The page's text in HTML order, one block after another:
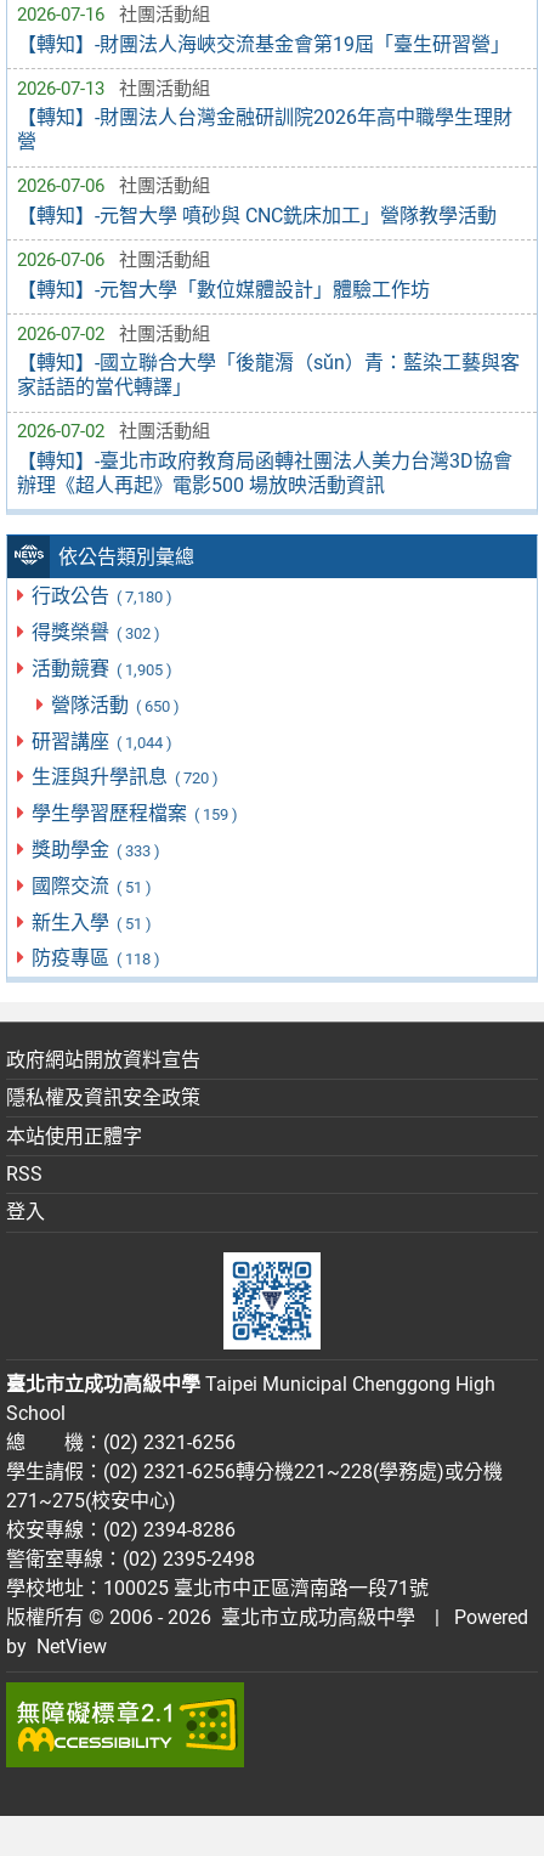
2026-07-16 社團活動組
【轉知】-財團法人海峽交流基金會第19屆「臺生研習營」
2026-07-13 社團活動組
【轉知】-財團法人台灣金融研訓院2026年高中職學生理財
營
2026-07-06 社團活動組
【轉知】-元智大學 噴砂與 CNC銑床加工」營隊教學活動
2026-07-06 社團活動組
【轉知】-元智大學「數位媒體設計」體驗工作坊
2026-07-02 社團活動組
【轉知】-國立聯合大學「後龍漘（sǔn）青：藍染工藝與客
家話語的當代轉譯」
2026-07-02 社團活動組
【轉知】-臺北市政府教育局函轉社團法人美力台灣3D協會
辦理《超人再起》電影500 場放映活動資訊
依公告類別彙總
行政公告 ( 7,180 )
得獎榮譽 ( 302 )
活動競賽 ( 1,905 )
營隊活動 ( 650 )
研習講座 ( 1,044 )
生涯與升學訊息 ( 720 )
學生學習歷程檔案 ( 159 )
獎助學金 ( 333 )
國際交流 ( 51 )
新生入學 ( 51 )
防疫專區 ( 118 )
政府網站開放資料宣告
隱私權及資訊安全政策
本站使用正體字
RSS
登入
臺北市立成功高級中學 Taipei Municipal Chenggong High
School
總 機：(02) 2321-6256
學生請假：(02) 2321-6256轉分機221~228(學務處)或分機
271~275(校安中心)
校安專線：(02) 2394-8286
警衛室專線：(02) 2395-2498
學校地址：100025 臺北市中正區濟南路一段71號
版權所有 © 2006 - 2026 臺北市立成功高級中學
| Powered
by NetView